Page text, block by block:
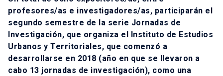
profesores/as e investigadores/as, participarán el
segundo semestre de la serie Jornadas de
Investigación, que organiza el Instituto de Estudios
Urbanos y Territoriales, que comenzó a
desarrollarse en 2018 (año en que se llevaron a
cabo 13 jornadas de investigación), como una